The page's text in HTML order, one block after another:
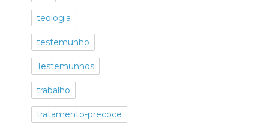
teologia
testemunho
Testemunhos
trabalho
tratamento-precoce